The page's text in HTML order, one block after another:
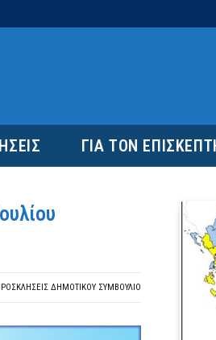
ΓΙΑ ΤΟΝ
ΔΗΜΟΤΙΚΟΎ ΣΥΜΒΟΎΛΙΟ